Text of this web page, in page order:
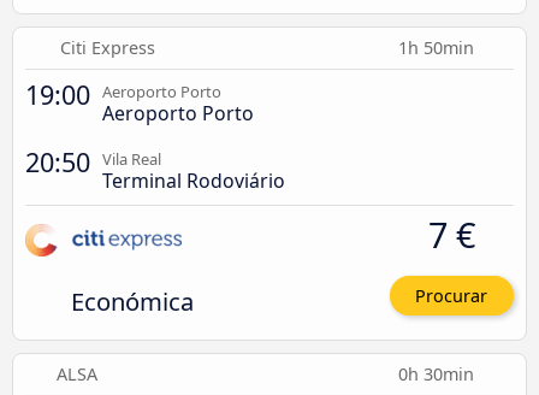
Citi Express 1h 50min
19:00 Aeroporto Porto
Aeroporto Porto
20:50 Vila Real
Terminal Rodoviário
Económica
7 €
Procurar
ALSA 0h 30min